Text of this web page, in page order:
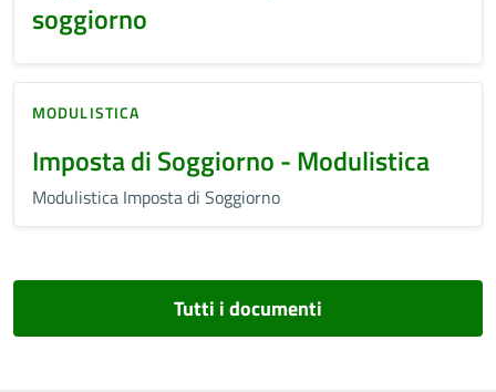
soggiorno
MODULISTICA
Imposta di Soggiorno - Modulistica
Modulistica Imposta di Soggiorno
Tutti i documenti